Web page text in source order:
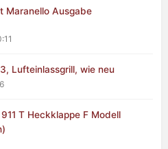
Maranello Ausgabe
Lufteinlassgrill, wie neu
T Heckklappe F Modell